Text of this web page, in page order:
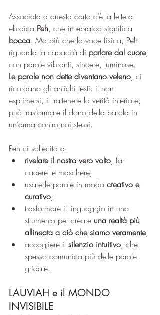
Associata a questa carta c’è la lettera
ebraica Peh, che in ebraico significa
bocca. Ma più che la voce fisica, Peh
riguarda la capacità di parlare dal cuore,
con parole vibranti, sincere, luminose.
Le parole non dette diventano veleno, ci
ricordano gli antichi testi: il non-
esprimersi, il trattenere la verità interiore,
può trasformare il dono della parola in
un’arma contro noi stessi.
Peh ci sollecita a:
rivelare il nostro vero volto, far
cadere le maschere;
usare le parole in modo creativo e
curativo;
trasformare il linguaggio in uno
strumento per creare una realtà più
allineata a ciò che siamo veramente;
accogliere il silenzio intuitivo, che
spesso comunica più delle parole
gridate.
LAUVIAH e il MONDO
INVISIBILE